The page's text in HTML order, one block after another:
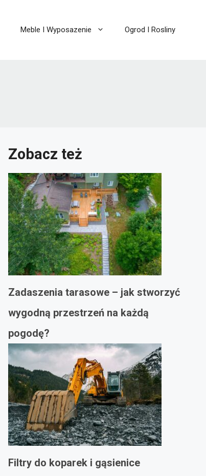
Meble I Wyposazenie Ogrod I Rosliny
Zobacz też
Zadaszenia tarasowe – jak stworzyć
wygodną przestrzeń na każdą
pogodę?
Filtry do koparek i gąsienice